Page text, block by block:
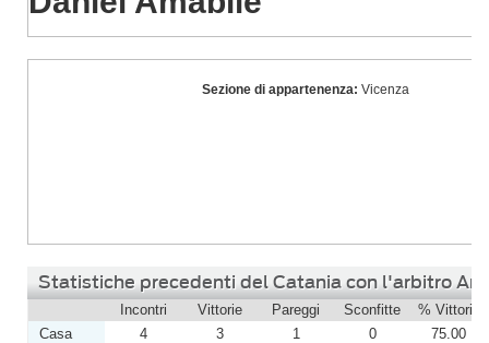
Amabile
Sezione di appartenenza: Vicenza
Statistiche precedenti del Catania con l'arbitro
Incontri Vittorie Pareggi Sconfitte % Vittorie
Casa
4 3 1 0
75.00